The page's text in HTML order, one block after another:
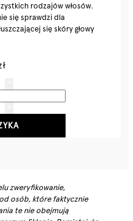
rodzajów włosów.
się sprawdzi dla
się skóry głowy
zweryfikowanie,
osób, które faktycznie
te nie obejmują